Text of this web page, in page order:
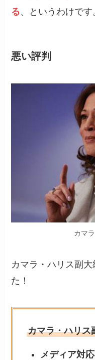
る、というわけです
悪い評判
カマ
カマラ・ハリス副
た！
カマラ・ハリス
メディア対